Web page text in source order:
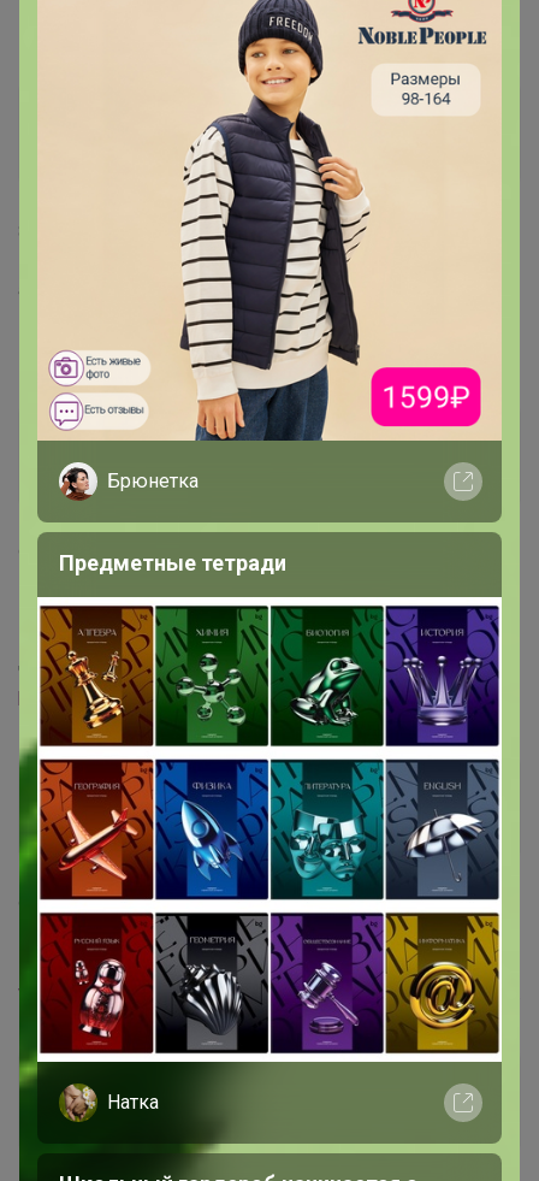
Аленький цветочик
Магистр
8 ноября, 2021 22:57
а можно добавить в каталог
BORSTAD БОРСТАД
Бутылочка с дозатором75 сл
Shabekopolina
9 ноября, 2021 11:57
СЛАДКАЯ, добрый день, я не могу добавить в
корзину, написано нет в наличии, но на сайте написано ,
что естьwww.ikea.com/ru/ru/p/droemsk-dryomsk-
kashpo-d-doma...
Shabekopolina
Виртуоз СП
9 ноября, 2021 12:00
СЛАДКАЯ, добавьте ещё
www.ikea.com/ru/ru/p/droemsk-dryomsk-kashpo-d-doma...
Гений СП
Брюнетка
Предметные тетради
Натка